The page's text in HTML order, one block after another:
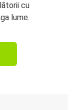
cu
lume.